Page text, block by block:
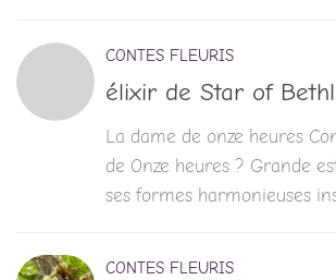
CONTES FLEURIS
élixir de Star of
La dame de onze heures
de Onze heures ? Grande
ses formes harmonieuses
CONTES FLEURIS